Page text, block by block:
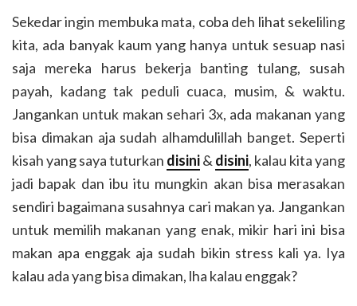
Sekedar ingin membuka mata, coba deh lihat sekeliling
kita, ada banyak kaum yang hanya untuk sesuap nasi
saja mereka harus bekerja banting tulang, susah
payah, kadang tak peduli cuaca, musim, & waktu.
Jangankan untuk makan sehari 3x, ada makanan yang
bisa dimakan aja sudah alhamdulillah banget. Seperti
kisah yang saya tuturkan disini& disini, kalau kita yang
jadi bapak dan ibu itu mungkin akan bisa merasakan
sendiri bagaimana susahnya cari makan ya. Jangankan
untuk memilih makanan yang enak, mikir hari ini bisa
makan apa enggak aja sudah bikin stress kali ya. Iya
kalau ada yang bisa dimakan, lha kalau enggak?